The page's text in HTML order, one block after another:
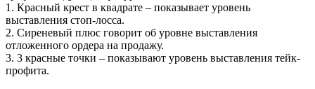
1. Красный крест в квадрате – показывает уровень
выставления стоп-лосса.
2. Сиреневый плюс говорит об уровне выставления
отложенного ордера на продажу.
3. 3 красные точки – показывают уровень выставления тейк-
профита.